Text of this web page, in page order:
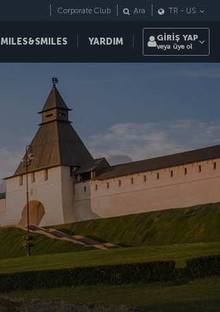
MILES&SMILES YARDIM
Corporate Club Ara TR - US
GİRİŞ YAP
veya üye ol